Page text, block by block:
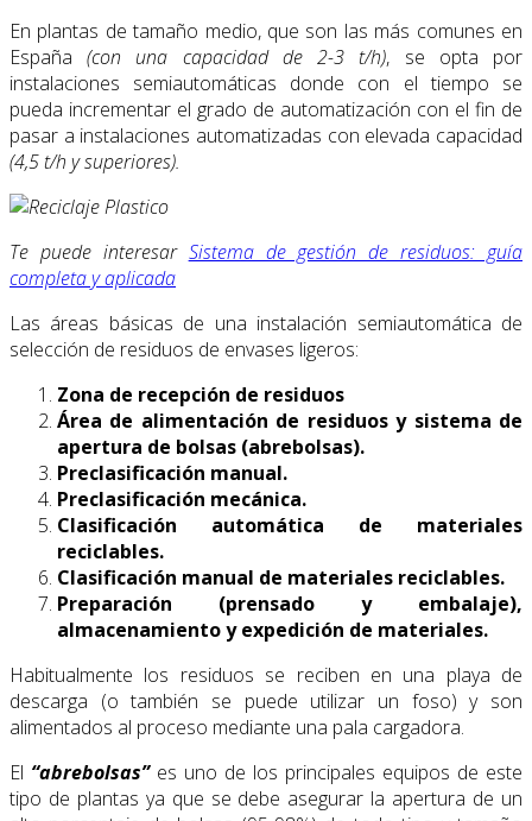
En plantas de tamaño medio, que son las más comunes en
España(con una capacidad de 2-3 t/h), se opta por
instalaciones semiautomáticas donde con el tiempo se
pueda incrementar el grado de automatización con el fin de
pasar a instalaciones automatizadas con elevada capacidad
(4,5 t/h y superiores).
Te puede interesar Sistema de gestión de residuos: guía
completa y aplicada
Las áreas básicas de una instalación semiautomática de
selección de residuos de envases ligeros:
Zona de recepción de residuos
Área de alimentación de residuos y sistema de
apertura de bolsas (abrebolsas).
Preclasificación manual.
Preclasificación mecánica.
Clasificación automática de materiales
reciclables.
Clasificación manual de materiales reciclables.
Preparación (prensado y embalaje),
almacenamiento y expedición de materiales.
Habitualmente los residuos se reciben en una playa de
descarga (o también se puede utilizar un foso) y son
alimentados al proceso mediante una pala cargadora.
El “abrebolsas”es uno de los principales equipos de este
tipo de plantas ya que se debe asegurar la apertura de un